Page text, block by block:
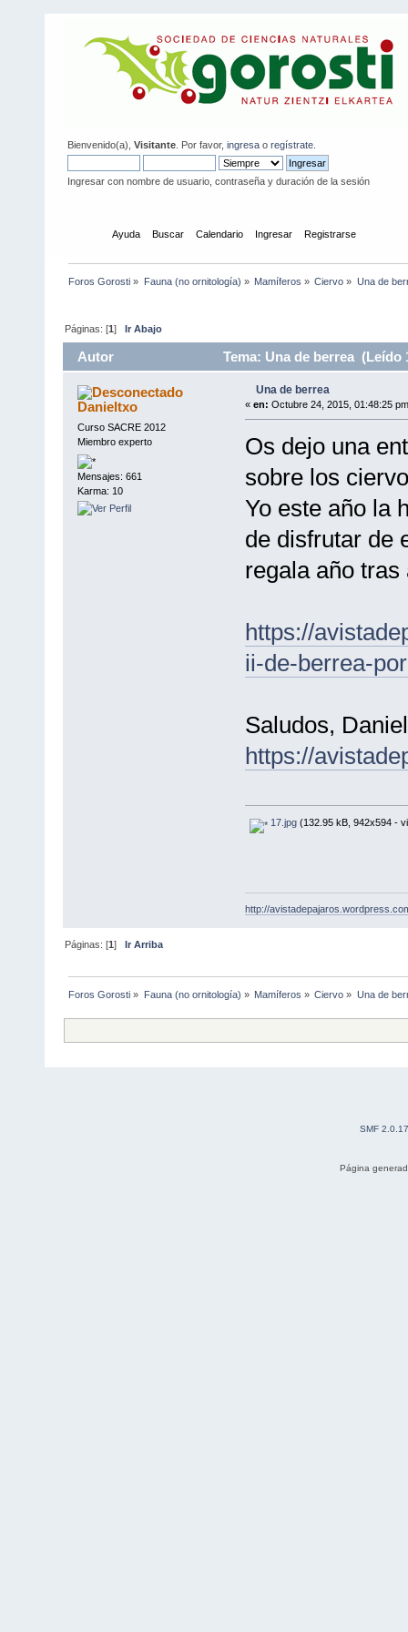
Bienvenido(a), Visitante . Por favor, ingresa o regístrate
Ingresar con nombre de usuario, contraseña y duración de la sesión
Ayuda Buscar Calendario Ingresar Registrarse
Foros Gorosti » Fauna (no ornitología) » Mamíferos » Ciervo » Una de
Páginas: [1]Ir Abajo
Autor Tema: Una de berrea (Leído
Danieltxo
Curso SACRE 2012
Miembro experto
Mensajes: 661
Karma: 10
Una de berrea
« en: Octubre 24, 2015, 01:48:25
Os dejo una
sobre los
Yo este año la
de disfrutar de
regala año tras
https://
ii-de-berrea-
Saludos,
https://
17.jpg(132.95 kB, 942x594 -
http://
Páginas: [1] Ir Arriba
Foros Gorosti » Fauna (no ornitología) » Mamíferos » Ciervo » Una de
SMF 2.0.17
Página